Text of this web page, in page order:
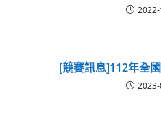
[競賽訊息]112年全